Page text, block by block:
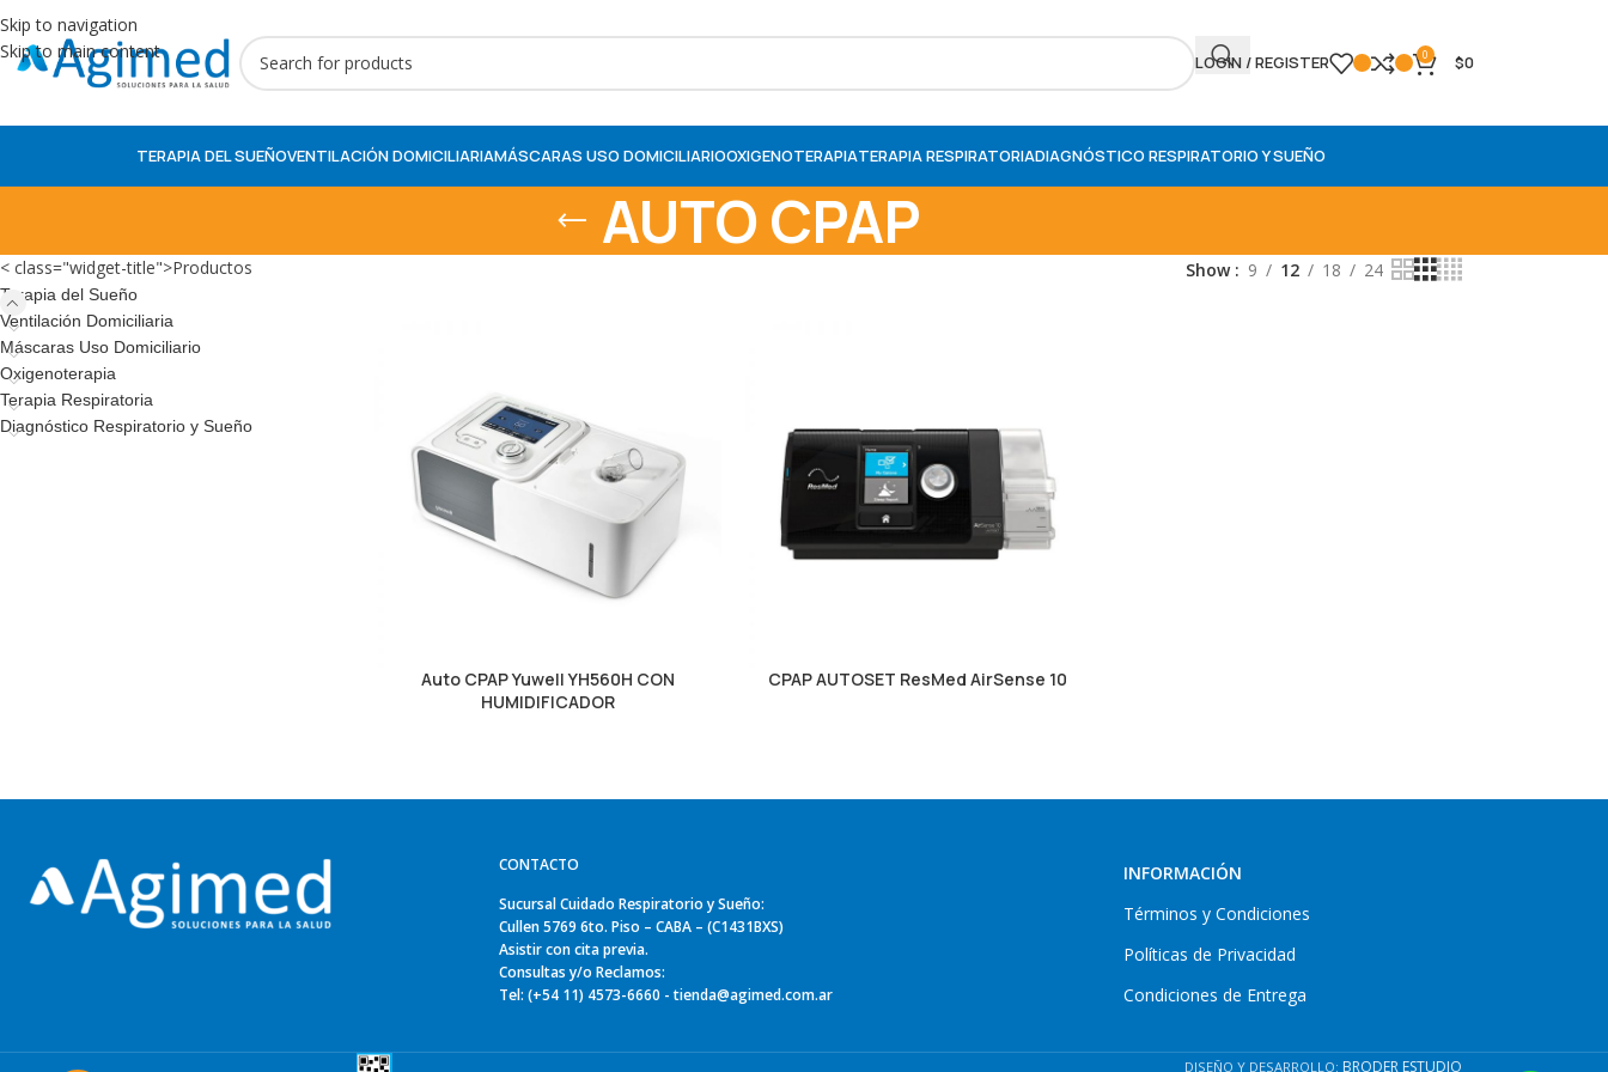
Skip to navigation
Skip to main content
LOGIN / REGISTER 0 $0
TERAPIA DEL SUEÑOVENTILACIÓN DOMICILIARIAMÁSCARAS USO DOMICILIARIOOXIGENOTERAPIATERAPIA RESPIRATORIADIAGNÓSTICO RESPIRATORIO Y SUEÑO
AUTO CPAP
< class="widget-title">Productos
Terapia del Sueño
Ventilación Domiciliaria
Máscaras Uso Domiciliario
Oxigenoterapia
Terapia Respiratoria
Diagnóstico Respiratorio y Sueño
Show 9 12 18 24
Auto CPAP Yuwell YH560H CON
HUMIDIFICADOR
CPAP AUTOSET ResMed AirSense 10
CONTACTO
Sucursal Cuidado Respiratorio y Sueño:
Cullen 5769 6to. Piso – CABA – (C1431BXS)
Asistir con cita previa.
Consultas y/o Reclamos:
Tel: (+54 11) 4573-6660 - tienda@agimed.com.ar
INFORMACIÓN
Términos y Condiciones
Políticas de Privacidad
Condiciones de Entrega
DISEÑO Y DESARROLLO: BRODER ESTUDIO